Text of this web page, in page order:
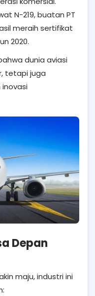
N-219, buatan PT
meraih sertifikat
2020.
dunia aviasi
tetapi juga
Depan
maju, industri ini